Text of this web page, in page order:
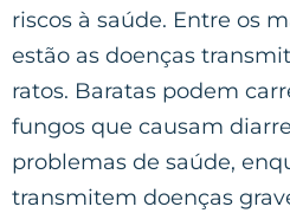
riscos à saúde. Entre os
estão as doenças
ratos. Baratas podem
fungos que causam
problemas de saúde,
transmitem doenças